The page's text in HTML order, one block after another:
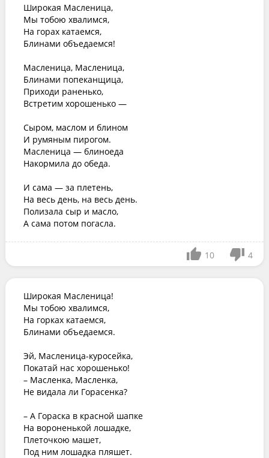
Широкая Масленица,
Мы тобою хвалимся,
На горах катаемся,
Блинами объедаемся!
Масленица, Масленица,
Блинами попеканщица,
Приходи раненько,
Встретим хорошенько —
Сыром, маслом и блином
И румяным пирогом.
Масленица — блиноеда
Накормила до обеда.
И сама — за плетень,
На весь день, на весь день.
Полизала сыр и масло,
А сама потом погасла.
10 4
Широкая Масленица!
Мы тобою хвалимся,
На горках катаемся,
Блинами объедаемся.
Эй, Масленица-куросейка,
Покатай нас хорошенько!
– Масленка, Масленка,
Не видала ли Горасенка?
– А Гораска в красной шапке
На вороненькой лошадке,
Плеточкою машет,
Под ним лошадка пляшет.